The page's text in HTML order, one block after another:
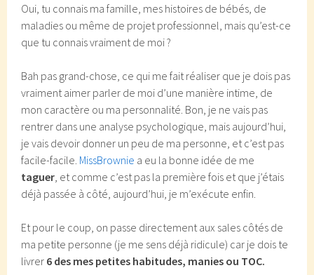
Oui, tu connais ma famille, mes histoires de bébés, de
maladies ou même de projet professionnel, mais qu’est-ce
que tu connais vraiment de moi ?
Bah pas grand-chose, ce qui me fait réaliser que je dois pas
vraiment aimer parler de moi d’une manière intime, de
mon caractère ou ma personnalité. Bon, je ne vais pas
rentrer dans une analyse psychologique, mais aujourd’hui,
je vais devoir donner un peu de ma personne, et c’est pas
facile-facile. MissBrownie a eu la bonne idée de me
taguer, et comme c’est pas la première fois et que j’étais
déjà passée à côté, aujourd’hui, je m’exécute enfin.
Et pour le coup, on passe directement aux sales côtés de
ma petite personne (je me sens déjà ridicule) car je dois te
livrer 6 des mes petites habitudes, manies ou TOC.